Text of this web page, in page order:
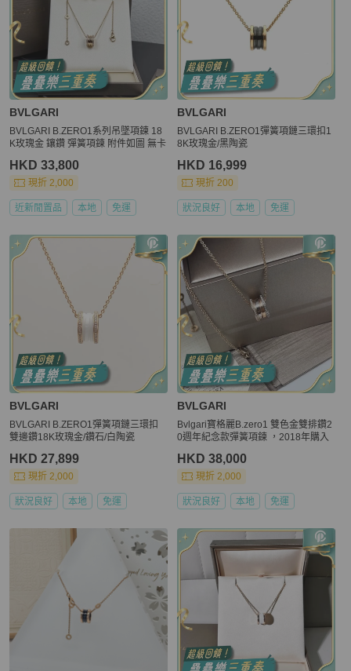
BVLGARI
BVLGARI B.ZERO1系列吊墜項鍊 18
K玫瑰金 鑲鑽 彈簧項鍊 附件如圖 無卡
HKD 33,800
現折 2,000
近新閒置品 本地 免運
BVLGARI
BVLGARI B.ZERO1彈簧項鏈三環扣1
8K玫瑰金/黑陶瓷
HKD 16,999
現折 200
狀況良好 本地 免運
BVLGARI
BVLGARI B.ZERO1彈簧項鏈三環扣
雙邊鑽18K玫瑰金/鑽石/白陶瓷
HKD 27,899
現折 2,000
狀況良好 本地 免運
BVLGARI
Bvlgari寶格麗B.zero1 雙色金雙排鑽2
0週年紀念款彈簧項鍊 ，2018年購入
HKD 38,000
現折 2,000
狀況良好 本地 免運